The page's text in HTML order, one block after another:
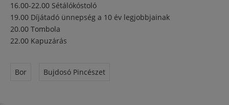
16.00-22.00 Sétálókóstoló
19.00 Díjátadó ünnepség a 10 év legjobbjainak
20.00 Tombola
22.00 Kapuzárás
Bor Bujdosó Pincészet